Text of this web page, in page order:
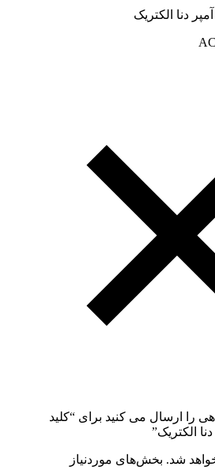
را ارسال می کنید برای “کلید
شد. بخش‌های موردنیاز